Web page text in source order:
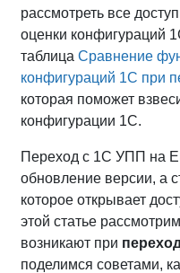
рассмотреть все
оценки конфигураций
таблица Сравнение
конфигураций 1С при
которая поможет
конфигурации 1С.
Переход с 1С УПП на
обновление версии, а
которое открывает
этой статье
возникают при
поделимся советами,